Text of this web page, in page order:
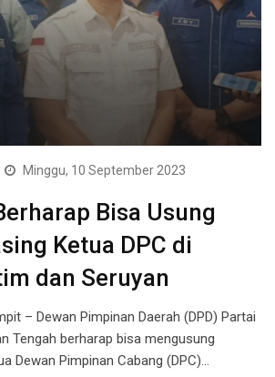
Minggu, 10 September 2023
Bisa Usung
Ketua DPC di
dan Seruyan
– Dewan Pimpinan Daerah (DPD) Partai
Tengah berharap bisa mengusung
Dewan Pimpinan Cabang (DPC)…